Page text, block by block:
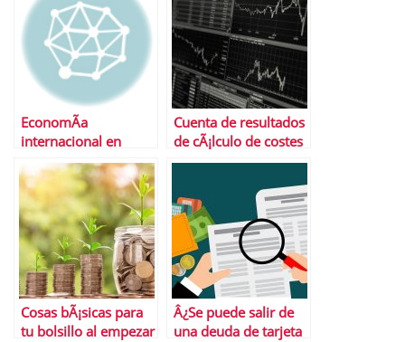
EconomÃ­a
internacional en
tiempos post-
pandemia: Conozca a
cuÃ¡nto asciende la
pÃ©rdida del PIB
mundial ante el
impacto del Covid-19
y el desastre que hizo
con el turismo
Cuenta de resultados
de cÃ¡lculo de costes
de absorciÃ³n
Cosas bÃ¡sicas para
tu bolsillo al empezar
Â¿Se puede salir de
una deuda de tarjeta